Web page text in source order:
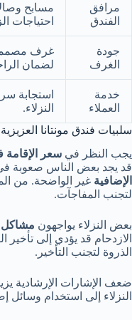
مرافق
الفندق
مسابح
احتياجات
جودة
الغرف
غرف
لضمان
خدمة
العملاء
استجابة
النزلاء.
سلبيات فندق مونتانا العزيزية
يجب النظر في سعر الإقامة
قد يجد بعض الناس صعوبة
الإضافية غير الواضحة. من
لتجنب المفاجآت.
بعض النزلاء يواجهون مشاكل
الازدحام قد يؤدي إلى تأخير
الذروة لتجنب التأخير.
ضعف الإشارات الإرشادية
النزلاء إلى استخدام وسائل